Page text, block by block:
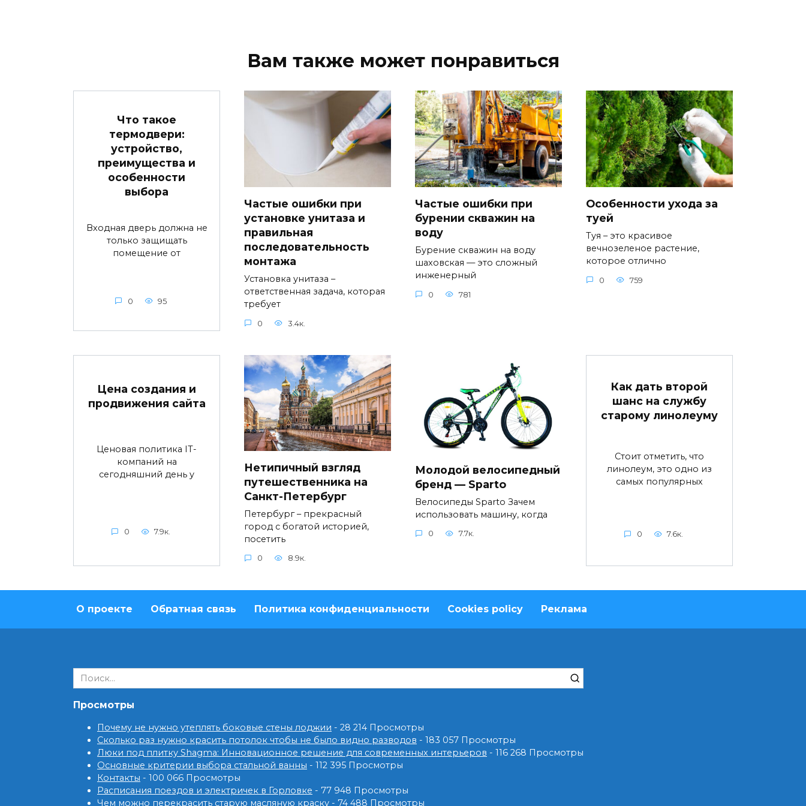
Вам также может понравиться
Что такое
термодвери:
устройство,
преимущества и
особенности
выбора
Входная дверь должна не
только защищать
помещение от
0 95
Частые ошибки при
установке унитаза и
правильная
последовательность
монтажа
Установка унитаза –
ответственная задача, которая
требует
0 3.4к.
Частые ошибки при
бурении скважин на
воду
Бурение скважин на воду
шаховская — это сложный
инженерный
0 781
Особенности ухода за
туей
Туя – это красивое
вечнозеленое растение,
которое отлично
0 759
Цена создания и
продвижения сайта
Ценовая политика IT-
компаний на
сегодняшний день у
0 7.9к.
Нетипичный взгляд
путешественника на
Санкт-Петербург
Петербург – прекрасный
город с богатой историей,
посетить
0 8.9к.
Молодой велосипедный
бренд — Sparto
Велосипеды Sparto Зачем
использовать машину, когда
0 7.7к.
Как дать второй
шанс на службу
старому линолеуму
Стоит отметить, что
линолеум, это одно из
самых популярных
0 7.6к.
О проекте Обратная связь Политика конфиденциальности Cookies policy Реклама
Search
for:
Просмотры
Почему не нужно утеплять боковые стены лоджии - 28 214 Просмотры
Сколько раз нужно красить потолок чтобы не было видно разводов - 183 057 Просмотры
Люки под плитку Shagma: Инновационное решение для современных интерьеров - 116 268 Просмотры
Основные критерии выбора стальной ванны - 112 395 Просмотры
Контакты - 100 066 Просмотры
Расписания поездов и электричек в Горловке - 77 948 Просмотры
Чем можно перекрасить старую масляную краску - 74 488 Просмотры